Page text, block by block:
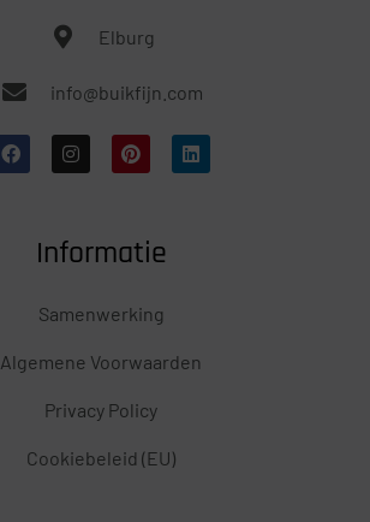
Elburg
info@buikfijn.com
Informatie
Samenwerking
Algemene Voorwaarden
Privacy Policy
Cookiebeleid (EU)